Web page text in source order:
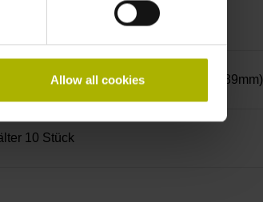
Allow all cookies
Winkelschraubendreher (Hexagon 0,89mm)
10 Stück